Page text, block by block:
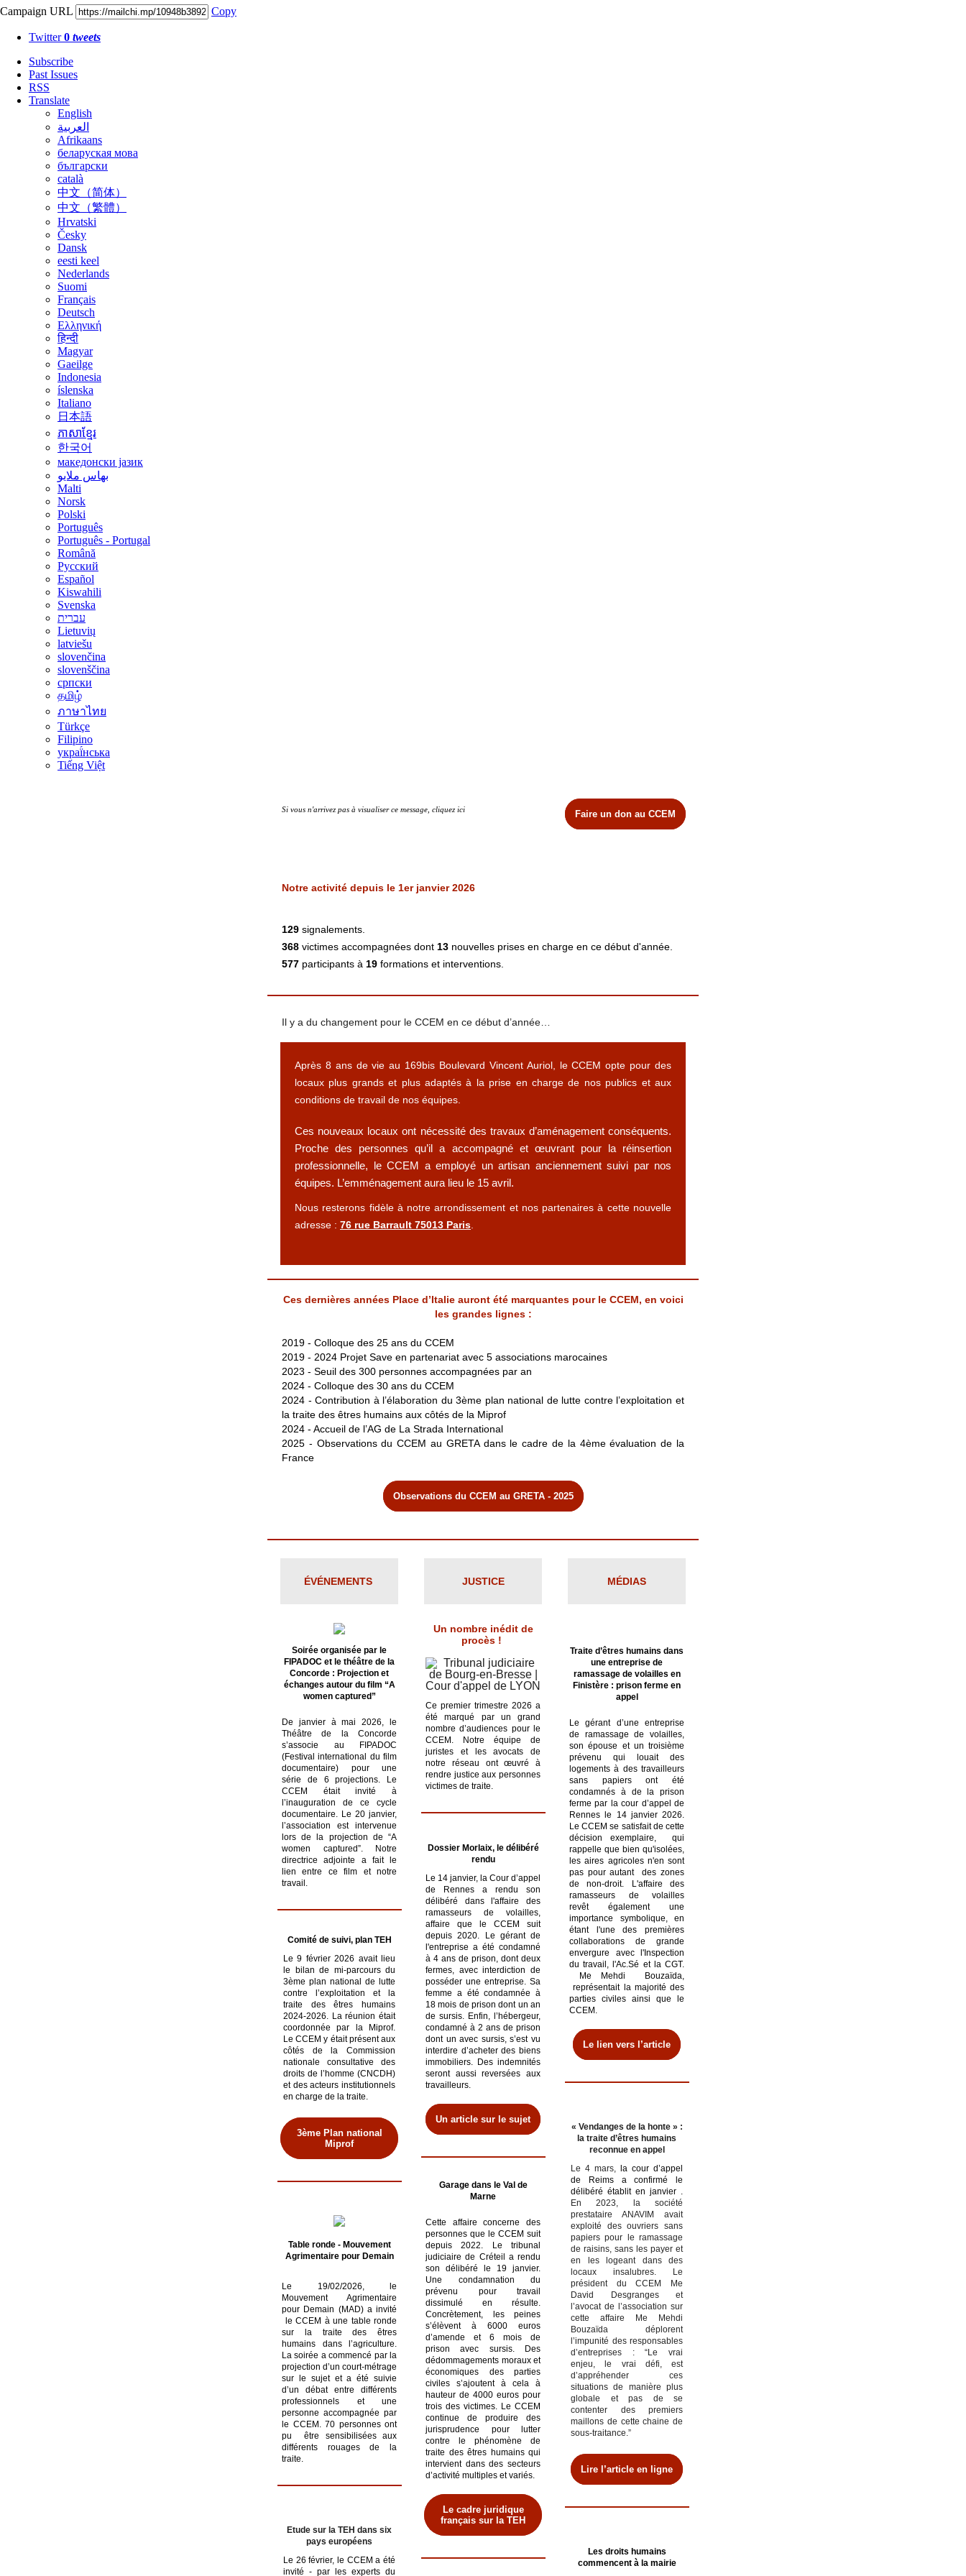
Campaign URL Copy
Twitter0 tweets
Subscribe
Past Issues
RSS
Translate
English
العربية
Afrikaans
беларуская мова
български
català
中文（简体）
中文（繁體）
Hrvatski
Česky
Dansk
eesti keel
Nederlands
Suomi
Français
Deutsch
Ελληνική
हिन्दी
Magyar
Gaeilge
Indonesia
íslenska
Italiano
日本語
ភាសាខ្មែរ
한국어
македонски јазик
بهاس ملايو
Malti
Norsk
Polski
Português
Português - Portugal
Română
Русский
Español
Kiswahili
Svenska
עברית
Lietuvių
latviešu
slovenčina
slovenščina
српски
தமிழ்
ภาษาไทย
Türkçe
Filipino
украї́нська
Tiếng Việt
Si vous n'arrivez pas à visualiser ce message, cliquez ici Faire un don au CCEM
Notre activité depuis le 1er janvier 2026
129 signalements.
368 victimes accompagnées dont 13 nouvelles prises en charge en ce début d'année.
577 participants à 19 formations et interventions.
Il y a du changement pour le CCEM en ce début d’année…
Après 8 ans de vie au 169bis Boulevard Vincent Auriol, le CCEM opte pour des
locaux plus grands et plus adaptés à la prise en charge de nos publics et aux
conditions de travail de nos équipes.
Ces nouveaux locaux ont nécessité des travaux d’aménagement conséquents.
Proche des personnes qu’il a accompagné et œuvrant pour la réinsertion
professionnelle, le CCEM a employé un artisan anciennement suivi par nos
équipes. L’emménagement aura lieu le 15 avril.
Nous resterons fidèle à notre arrondissement et nos partenaires à cette nouvelle
adresse : 76 rue Barrault 75013 Paris
Ces dernières années Place d’Italie auront été marquantes pour le CCEM, en voici
les grandes lignes :
2019 - Colloque des 25 ans du CCEM
2019 - 2024 Projet Save en partenariat avec 5 associations marocaines
2023 - Seuil des 300 personnes accompagnées par an
2024 - Colloque des 30 ans du CCEM
2024 - Contribution à l’élaboration du 3ème plan national de lutte contre l’exploitation et
la traite des êtres humains aux côtés de la Miprof
2024 - Accueil de l’AG de La Strada International
2025 - Observations du CCEM au GRETA dans le cadre de la 4ème évaluation de la
France
Observations du CCEM au GRETA - 2025
ÉVÉNEMENTS
Soirée organisée par le
FIPADOC et le théâtre de la
Concorde : Projection et
échanges autour du film “A
women captured”
De janvier à mai 2026, le
Théâtre de la Concorde
s’associe au FIPADOC
(Festival international du film
documentaire) pour une
série de 6 projections. Le
CCEM était invité à
l’inauguration de ce cycle
documentaire. Le 20 janvier,
l’association est intervenue
lors de la projection de “A
women captured”. Notre
directrice adjointe a fait le
lien entre ce film et notre
travail.
Comité de suivi, plan TEH
Le 9 février 2026 avait lieu
le bilan de mi-parcours du
3ème plan national de lutte
contre l’exploitation et la
traite des êtres humains
2024-2026. La réunion était
coordonnée par la Miprof.
Le CCEM y était présent aux
côtés de la Commission
nationale consultative des
droits de l’homme (CNCDH)
et des acteurs institutionnels
en charge de la traite.
3ème Plan national
Miprof
Table ronde - Mouvement
Agrimentaire pour Demain
Le 19/02/2026, le
Mouvement Agrimentaire
pour Demain (MAD) a invité
le CCEM à une table ronde
sur la traite des êtres
humains dans l’agriculture.
La soirée a commencé par la
projection d’un court-métrage
sur le sujet et a été suivie
d’un débat entre différents
professionnels et une
personne accompagnée par
le CCEM. 70 personnes ont
pu être sensibilisées aux
différents rouages de la
traite.
Etude sur la TEH dans six
pays européens
Le 26 février, le CCEM a été
invité - par les experts du
JUSTICE
Un nombre inédit de
procès !
Ce premier trimestre 2026 a
été marqué par un grand
nombre d’audiences pour le
CCEM. Notre équipe de
juristes et les avocats de
notre réseau ont œuvré à
rendre justice aux personnes
victimes de traite.
Dossier Morlaix, le délibéré
rendu
Le 14 janvier, la Cour d’appel
de Rennes a rendu son
délibéré dans l'affaire des
ramasseurs de volailles,
affaire que le CCEM suit
depuis 2020. Le gérant de
l'entreprise a été condamné
à 4 ans de prison, dont deux
fermes, avec interdiction de
posséder une entreprise. Sa
femme a été condamnée à
18 mois de prison dont un an
de sursis. Enfin, l’hébergeur,
condamné à 2 ans de prison
dont un avec sursis, s’est vu
interdire d’acheter des biens
immobiliers. Des indemnités
seront aussi reversées aux
travailleurs.
Un article sur le sujet
Garage dans le Val de
Marne
Cette affaire concerne des
personnes que le CCEM suit
depuis 2022. Le tribunal
judiciaire de Créteil a rendu
son délibéré le 19 janvier.
Une condamnation du
prévenu pour travail
dissimulé en résulte.
Concrètement, les peines
s’élèvent à 6000 euros
d’amende et 6 mois de
prison avec sursis. Des
dédommagements moraux et
économiques des parties
civiles s’ajoutent à cela à
hauteur de 4000 euros pour
trois des victimes. Le CCEM
continue de produire des
jurisprudence pour lutter
contre le phénomène de
traite des êtres humains qui
intervient dans des secteurs
d’activité multiples et variés.
Le cadre juridique
français sur la TEH
MÉDIAS
Traite d’êtres humains dans
une entreprise de
ramassage de volailles en
Finistère : prison ferme en
appel
Le gérant d’une entreprise
de ramassage de volailles,
son épouse et un troisième
prévenu qui louait des
logements à des travailleurs
sans papiers ont été
condamnés à de la prison
ferme par la cour d’appel de
Rennes le 14 janvier 2026.
Le CCEM se satisfait de cette
décision exemplaire, qui
rappelle que bien qu'isolées,
les aires agricoles n'en sont
pas pour autant des zones
de non-droit. L'affaire des
ramasseurs de volailles
revêt également une
importance symbolique, en
étant l'une des premières
collaborations de grande
envergure avec l'Inspection
du travail, l'Ac.Sé et la CGT.
Me Mehdi Bouzaïda,
représentait la majorité des
parties civiles ainsi que le
CCEM.
Le lien vers l’article
« Vendanges de la honte » :
la traite d’êtres humains
reconnue en appel
Le 4 mars,
la cour d’appel
de Reims a confirmé le
délibéré établit en janvier .
En 2023, la société
prestataire ANAVIM avait
exploité des ouvriers sans
papiers pour le ramassage
de raisins, sans les payer et
en les logeant dans des
locaux insalubres. Le
président du CCEM Me
David Desgranges et
l’avocat de l’association sur
cette affaire Me Mehdi
Bouzaïda déplorent
l’impunité des responsables
d’entreprises : “Le vrai
enjeu, le vrai défi, est
d’appréhender ces
situations de manière plus
globale et pas de se
contenter des premiers
maillons de cette chaine de
sous-traitance.”
Lire l’article en ligne
Les droits humains
commencent à la mairie